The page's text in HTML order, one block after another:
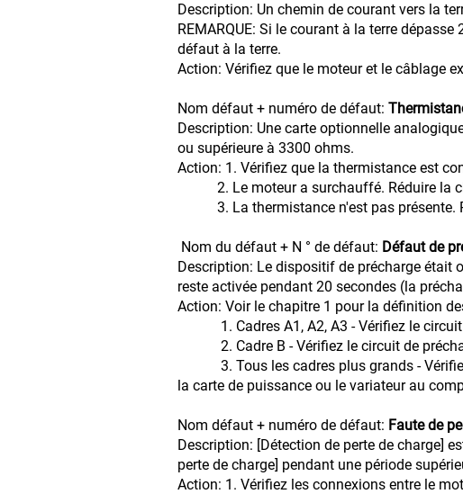
Description: Un chemin de courant vers la
REMARQUE: Si le courant à la terre
défaut à la terre.
Action: Vérifiez que le moteur et le câblage
Nom défaut + numéro de défaut:
Description: Une carte optionnelle
ou supérieure à 3300 ohms.
Action: 1. Vérifiez que la thermistance
2. Le moteur a surchauffé.
3. La thermistance n'est pas présente.
Nom du défaut + N ° de défaut: Défaut de
Description: Le dispositif de précharge était
reste activée pendant 20 secondes (la
Action: Voir le chapitre 1 pour la
1. Cadres A1, A2, A3 - Vérifiez le
2. Cadre B - Vérifiez le circuit de
3. Tous les cadres plus grands - Vérifiez
la carte de puissance ou le variateur au
Nom défaut + numéro de défaut: Faute de
Description: [Détection de perte de charge]
perte de charge] pendant une période
Action: 1. Vérifiez les connexions entre